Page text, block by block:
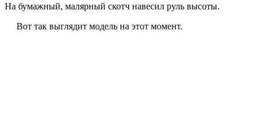
На бумажный, малярный скотч навесил руль высоты.
Вот так выглядит модель на этот момент.